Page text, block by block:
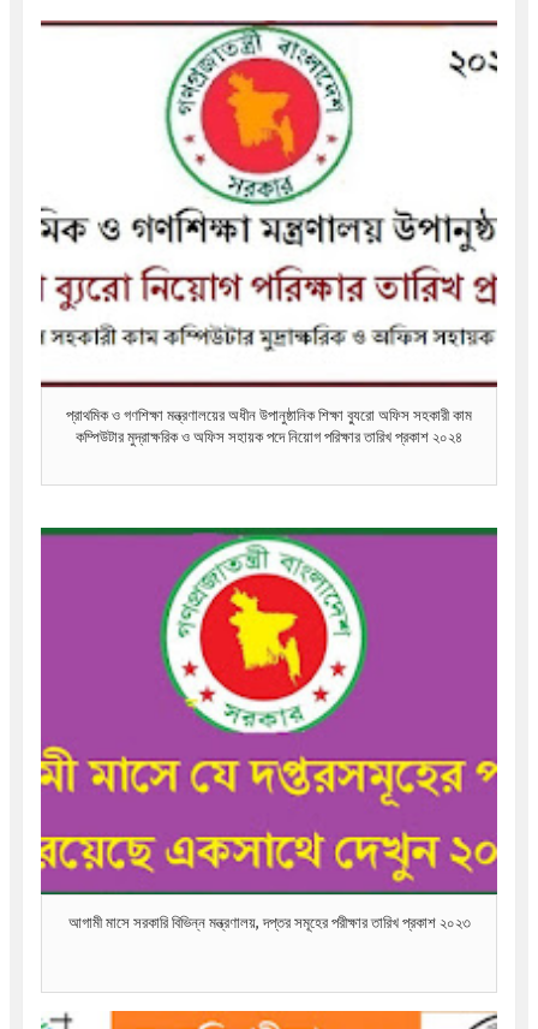
প্রাথমিক ও গণশিক্ষা মন্ত্রণালয়ের অধীন উপানুষ্ঠানিক শিক্ষা ব্যুরো অফিস সহকারী কাম
কম্পিউটার মুদ্রাক্ষরিক ও অফিস সহায়ক পদে নিয়োগ পরিক্ষার তারিখ প্রকাশ ২০২৪
আগামী মাসে সরকারি বিভিন্ন মন্ত্রণালয়, দপ্তর সমূহের পরীক্ষার তারিখ প্রকাশ ২০২৩